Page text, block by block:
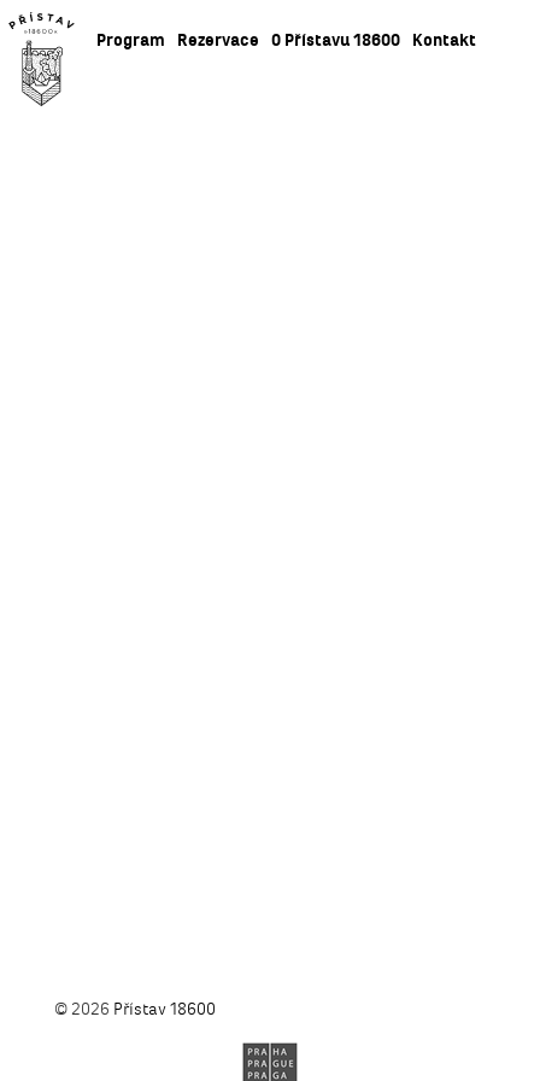
Program Rezervace O Přístavu 18600 Kontakt
© 2026 Přístav 18600